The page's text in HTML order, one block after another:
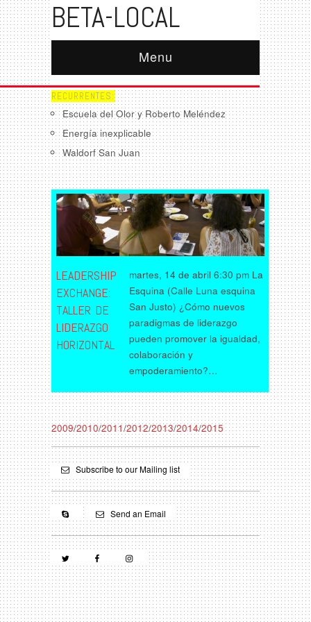
BETA-LOCAL
Menu
RECURRENTES:
Escuela del Olor y Roberto Meléndez
Energía inexplicable
Waldorf San Juan
LEADERSHIP
EXCHANGE:
TALLER DE
LIDERAZGO
HORIZONTAL
martes, 14 de abril 6:30 pm La
Esquina (Calle Luna esquina
San Justo) ¿Cómo nuevos
paradigmas de liderazgo
pueden promover la igualdad,
colaboración y
empoderamiento?…
2009/2010/2011/2012/2013/2014/2015
Subscribe to our Mailing list
Send an Email